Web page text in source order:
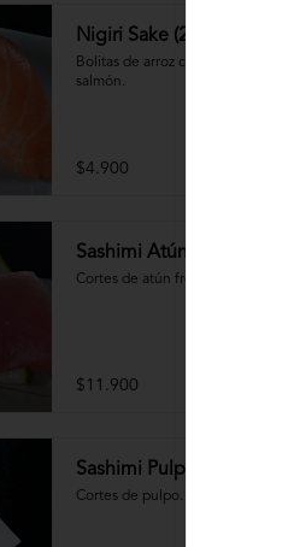
Nigiri Sake (2 piezas)
Bolitas de arroz cubiertas por
salmón.
$4.900
Sashimi Atún 9 cortes
Cortes de atún fresco
$11.900
Sashimi Pulpo 15 cortes
Cortes de pulpo.